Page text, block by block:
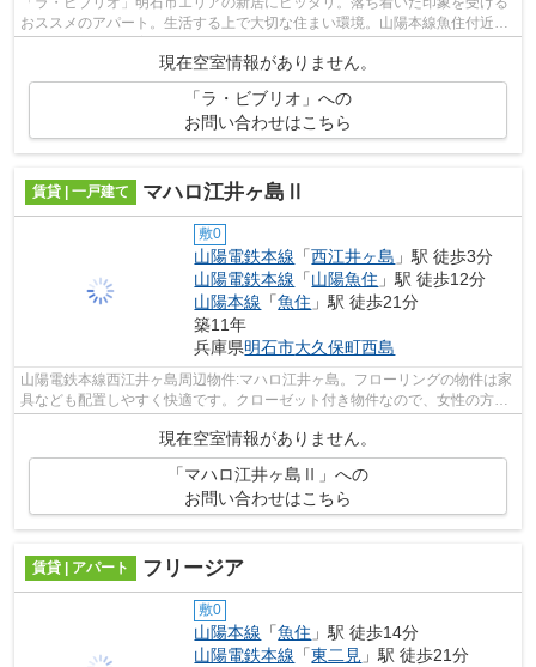
おススメのアパート。生活する上で大切な住まい環境。山陽本線魚住付近で
現在空室情報がありません。
「ラ・ビブリオ」への
お問い合わせはこちら
賃貸 | 一戸建て マハロ江井ヶ島Ⅱ
敷0
山陽電鉄本線 「西江井ヶ島 」駅 徒歩3分
山陽電鉄本線 「山陽魚住 」駅 徒歩12分
山陽本線 「魚住 」駅 徒歩21分
築11年
兵庫県明石市大久保町西島
山陽電鉄本線西江井ヶ島周辺物件:マハロ江井ヶ島。フローリングの物件は家
具なども配置しやすく快適です。クローゼット付き物件なので、女性の方に
も好評となっています。毎日の生活を...
現在空室情報がありません。
「マハロ江井ヶ島Ⅱ」への
お問い合わせはこちら
賃貸 | アパート フリージア
敷0
山陽本線 「魚住 」駅 徒歩14分
山陽電鉄本線 「東二見 」駅 徒歩21分